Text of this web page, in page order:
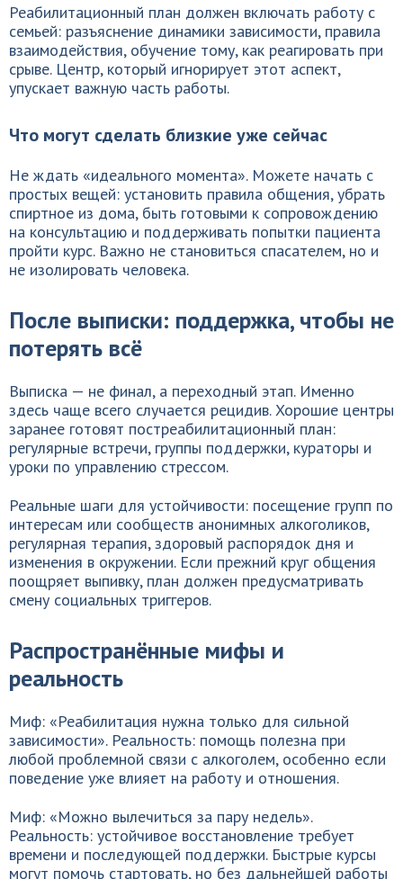
Реабилитационный план должен включать работу с
семьей: разъяснение динамики зависимости, правила
взаимодействия, обучение тому, как реагировать при
срыве. Центр, который игнорирует этот аспект,
упускает важную часть работы.
Что могут сделать близкие уже сейчас
Не ждать «идеального момента». Можете начать с
простых вещей: установить правила общения, убрать
спиртное из дома, быть готовыми к сопровождению
на консультацию и поддерживать попытки пациента
пройти курс. Важно не становиться спасателем, но и
не изолировать человека.
После выписки: поддержка, чтобы не
потерять всё
Выписка — не финал, а переходный этап. Именно
здесь чаще всего случается рецидив. Хорошие центры
заранее готовят постреабилитационный план:
регулярные встречи, группы поддержки, кураторы и
уроки по управлению стрессом.
Реальные шаги для устойчивости: посещение групп по
интересам или сообществ анонимных алкоголиков,
регулярная терапия, здоровый распорядок дня и
изменения в окружении. Если прежний круг общения
поощряет выпивку, план должен предусматривать
смену социальных триггеров.
Распространённые мифы и
реальность
Миф: «Реабилитация нужна только для сильной
зависимости». Реальность: помощь полезна при
любой проблемной связи с алкоголем, особенно если
поведение уже влияет на работу и отношения.
Миф: «Можно вылечиться за пару недель».
Реальность: устойчивое восстановление требует
времени и последующей поддержки. Быстрые курсы
могут помочь стартовать, но без дальнейшей работы